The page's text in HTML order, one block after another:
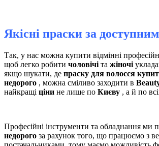
Якісні праски за
Так, у нас можна купити відмінні
щоб легко робити чоловічі та жіночі
якщо шукати, де праску для волосся
недорого , можна сміливо заходити в
найкращі ціни не лише по Києву , а й по
Професійні інструменти та обладнання ми
недорого за рахунок того, що працюємо з